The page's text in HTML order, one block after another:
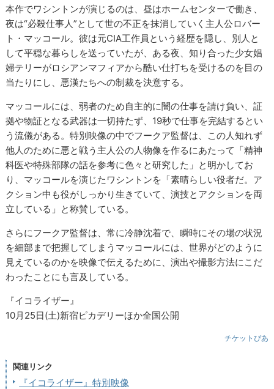
本作でワシントンが演じるのは、昼はホームセンターで働き、
夜は“必殺仕事人”として世の不正を抹消していく主人公ロバー
ト・マッコール。彼は元CIA工作員という経歴を隠し、別人と
して平穏な暮らしを送っていたが、ある夜、知り合った少女娼
婦テリーがロシアンマフィアから酷い仕打ちを受けるのを目の
当たりにし、悪漢たちへの制裁を決意する。
マッコールには、弱者のため自主的に闇の仕事を請け負い、証
拠や物証となる武器は一切持たず、19秒で仕事を完結するとい
う流儀がある。特別映像の中でフークア監督は、この人知れず
他人のために悪と戦う主人公の人物像を作るにあたって「精神
科医や特殊部隊の話を参考に色々と研究した」と明かしてお
り、マッコールを演じたワシントンを「素晴らしい役者だ。ア
クション中も役がしっかり生きていて、演技とアクションを両
立している」と称賛している。
さらにフークア監督は、常に冷静沈着で、瞬時にその場の状況
を細部まで把握してしまうマッコールには、世界がどのように
見えているのかを映像で伝えるために、演出や撮影方法にこだ
わったことにも言及している。
『イコライザー』
10月25日(土)新宿ピカデリーほか全国公開
チケットぴあ
関連リンク
『イコライザー』特別映像